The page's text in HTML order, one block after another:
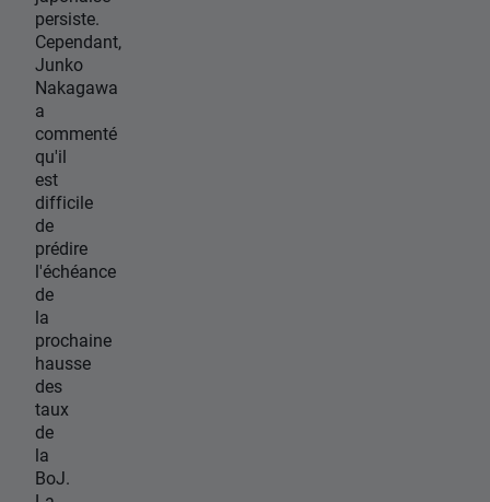
persiste.
Cependant,
Junko
Nakagawa
a
commenté
qu'il
est
difficile
de
prédire
l'échéance
de
la
prochaine
hausse
des
taux
de
la
BoJ.